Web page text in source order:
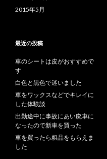
2015年5月
最近の投稿
車のシートは皮がおすすめで
す
白色と黒色で迷いました
車をワックスなどでキレイに
した体験談
出勤途中に事故にあい廃車に
なったので新車を買った
車を買ったら粗品をもらえま
した